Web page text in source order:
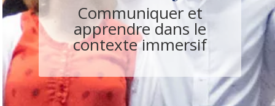
Communiquer et
apprendre dans le
contexte immersif
Communiquer et
apprendre dans le
contexte immersif